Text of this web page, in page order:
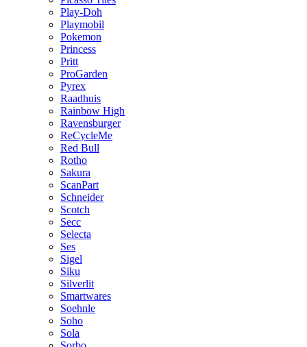
Play-Doh
Playmobil
Pokemon
Princess
Pritt
ProGarden
Pyrex
Raadhuis
Rainbow High
Ravensburger
ReCycleMe
Red Bull
Rotho
Sakura
ScanPart
Schneider
Scotch
Secc
Selecta
Ses
Sigel
Siku
Silverlit
Smartwares
Soehnle
Soho
Sola